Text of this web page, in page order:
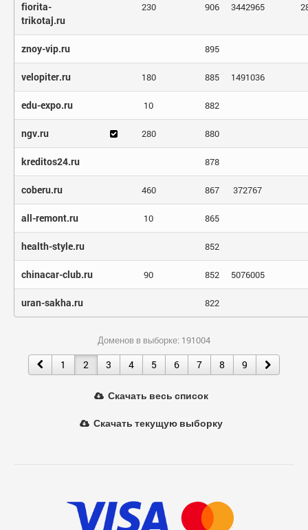
fiorita-
trikotaj.ru
230 906 3442965
znoy-vip.ru 895
velopiter.ru 180 885 1491036
edu-expo.ru 10 882
ngv.ru 280 880
kreditos24.ru 878
coberu.ru 460 867 372767
all-remont.ru 10 865
health-style.ru 852
chinacar-club.ru 90 852 5076005
uran-sakha.ru 822
Доменов в выборке: 191004
1 2 3 4 5 6 7 8 9
Скачать весь список
Скачать текущую выборку